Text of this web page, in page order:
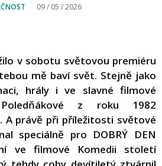
09 / 05 / 2026
v sobotu světovou premiéru
mě baví svět. Stejně jako
hrály i ve slavné filmové
z roku 1982
A právě při příležitosti světové
speciálně pro DOBRÝ DEN
ve filmové Komedii století